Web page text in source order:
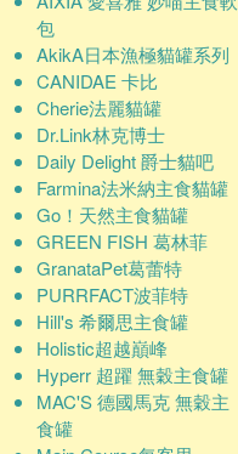
包
AkikA日本漁極貓罐系列
CANIDAE 卡比
Cherie法麗貓罐
Dr.Link林克博士
Daily Delight 爵士貓吧
Farmina法米納主食貓罐
Go！天然主食貓罐
GREEN FISH 葛林菲
GranataPet葛蕾特
PURRFACT波菲特
Hill's 希爾思主食罐
Holistic超越巔峰
Hyperr 超躍 無穀主食罐
MAC'S 德國馬克 無穀主
食罐